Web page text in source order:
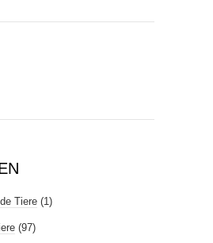
Tiere (1)
(97)